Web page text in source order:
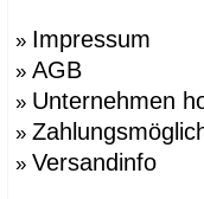
» Impressum
» AGB
» Unternehmen
»
» Versandinfo